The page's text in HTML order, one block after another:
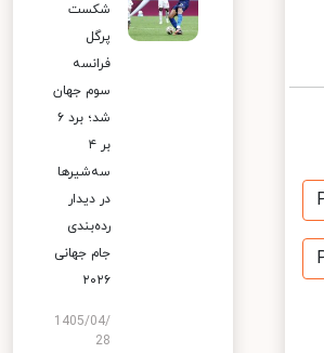
شکست
پرگل
فرانسه
سوم جهان
شد؛ برد ۶
بر ۴
سه‌شیرها
در دیدار
رده‌بندی
جام جهانی
۲۰۲۶
1405/04/
28